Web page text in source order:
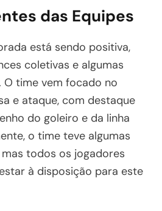
das Equipes
está sendo positiva,
coletivas e algumas
time vem focado no
e ataque, com destaque
do goleiro e da linha
o time teve algumas
todos os jogadores
à disposição para este